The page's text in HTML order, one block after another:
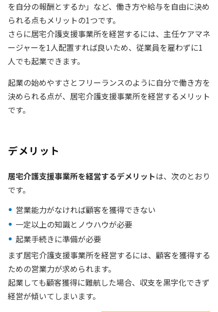
を自分の報酬とするか」など、働き方や給与を自由に決め
られる点もメリットの1つです。
さらに居宅介護支援事業所を経営するには、主任ケアマネ
ージャーを1人配置すれば良いため、従業員を雇わずに1
人でも起業できます。
起業の始めやすさとフリーランスのように自分で働き方を
決められる点が、居宅介護支援事業所を経営するメリット
です。
デメリット
居宅介護支援事業所を経営するデメリットは、次のとおり
です。
営業能力がなければ顧客を獲得できない
一定以上の知識とノウハウが必要
起業手続きに準備が必要
まず居宅介護支援事業所を経営するには、顧客を獲得する
ための営業力が求められます。
起業しても顧客獲得に難航した場合、収支を黒字化できず
経営が傾いてしまいます。